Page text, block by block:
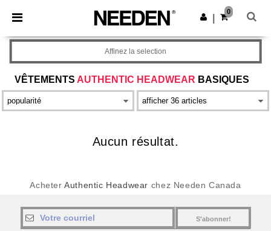
× Appli Needen
Meilleurs prix sur l’app !
Obtenir l'appli
0
VÊTEMENTS AUTHENTIC HEADWEAR BASIQUES
Affinez la selection
Aucun résultat.
AcheterAuthentic Headwear chez Needen Canada
S'abonner!